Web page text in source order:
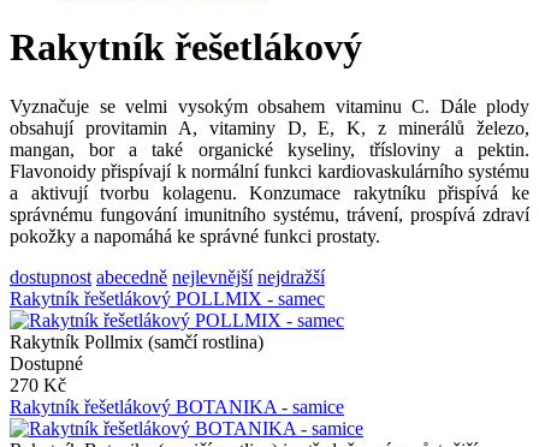
Rakytník řešetlákový
Vyznačuje se velmi vysokým obsahem vitaminu C. Dále plody
obsahují provitamin A, vitaminy D, E, K, z minerálů železo,
mangan, bor a také organické kyseliny, třísloviny a pektin.
Flavonoidy přispívají k normální funkci kardiovaskulárního systému
a aktivují tvorbu kolagenu. Konzumace rakytníku přispívá ke
správnému fungování imunitního systému, trávení, prospívá zdraví
pokožky a napomáhá ke správné funkci prostaty.
dostupnost abecedně nejlevnější nejdražší
Rakytník řešetlákový POLLMIX - samec
Rakytník Pollmix (samčí rostlina)
Dostupné
270 Kč
Rakytník řešetlákový BOTANIKA - samice